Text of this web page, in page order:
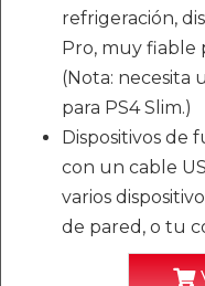
refrigeración,
Pro, muy fiable
(Nota: necesita
para PS4 Slim.)
Dispositivos de
con un cable
varios
de pared, o tu